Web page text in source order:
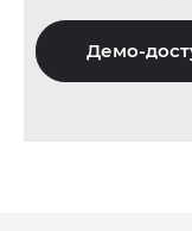
Демо-